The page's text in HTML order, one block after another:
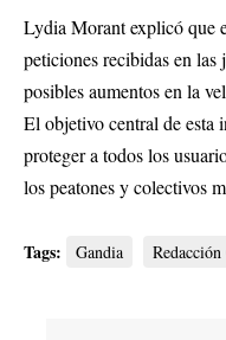
Lydia Morant explicó que
peticiones recibidas en las
posibles aumentos en la
El objetivo central de esta
proteger a todos los
los peatones y colectivos
Tags: Gandia